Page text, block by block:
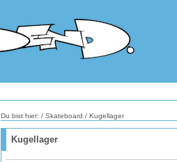
Du bist hier: / Skateboard / Kugellager
Kugellager